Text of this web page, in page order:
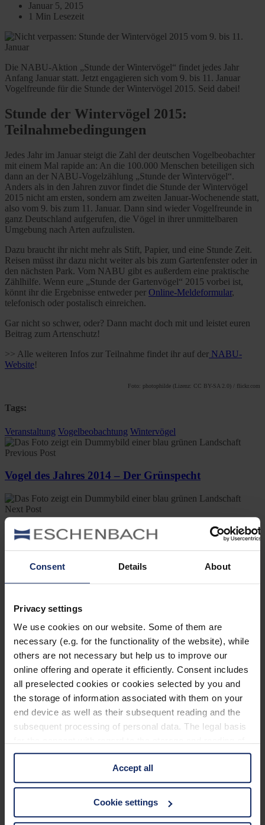
Consent Details About
Privacy settings
We use cookies on our website. Some of them are
necessary (e.g. for the functionality of the website), while
others are not necessary but help us to improve our
online offering and operate it efficiently. Consent includes
all preselected cookies or cookies selected by you and
the storage of information associated with them on your
end device as well as their subsequent reading and the
subsequent processing of personal data. The legal basis
information is Art. 25 para. 1 TDDDG and with regard to
the processing of personal data Art. 6 para. 1 lit. a
GDPR. We also use cookies from third-party providers.
You can find a list of cookies under "Details". In these
Accept all
Cookie settings
Januar 5, 2015
1 Min Lesezeit
Die NABU-Aktion „Stunde der Wintervögel“ findet jedes Jahr
Anfang Januar statt. Jetzt engagieren sich vom 9. bis 11. Januar
Vogelfreunde für die Stunde der Wintervögel 2015. Seid dabei!
Stunde der Wintervögel 2015:
Teilnahmebedingungen
Jedes Jahr im Januar steigt die Zahl der deutschen Vogelbeobachter
mit einem Mal rapide an: An die 100.000 Menschen beteiligen sich
dann an der NABU-Vogelzählung „Stunde der Wintervögel“.
Anders als in den Jahren zuvor findet die Stunde der Wintervögel
2015 nicht am ersten, sondern am zweiten Januar-Wochenende statt,
also vom 9. bis zum 11. Januar. Dann sind wieder Vogelfreunde in
ganz Deutschland aufgerufen, die Vögel in ihrer unmittelbaren
Umgebung nach Arten aufzulisten.
Dazu braucht ihr nicht mehr als Stift, Papier, und eine Stunde Zeit.
Reisen müsst ihr dazu nicht weiter als bis zum Gartenfenster oder in
den nächsten Park. Vom NABU gibt es außerdem eine praktische
Zählhilfe. Wenn eure „Stunde der Gartenvögel“ 2015 vorbei ist,
könnt ihr die Ergebnisse entweder per Online-Meldeformular,
telefonisch oder postalisch einreichen.
Gar nicht so schwer, oder? Dann macht doch mit und leistet euren
Beitrag zum Artenschutz!
>> Alle weiteren Infos zur Teilnahme findet ihr auf der NABU-
Website!
Foto: photophilde (Lizenz: CC BY-SA 2.0) / flickr.com
Tags:
Veranstaltung Vogelbeobachtung Wintervögel
Previous Post
Vogel des Jahres 2014 – Der Grünspecht
Next Post
Flamingos im Zwillbrocker Venn – Die Natur kennt
keine Grenzen
Kategorien
Naturwelt
Reisen
Tier des Monats
Vogel des Jahres
Vogelwelt
Neueste Beiträge
Können Vögel träumen?
vielleicht gefragt: Träumen Tiere eigentlich?
Grasmücken und ist ein kleiner lebhafter Vogel, der sich
hauptsächlich von Insekten ernährt.